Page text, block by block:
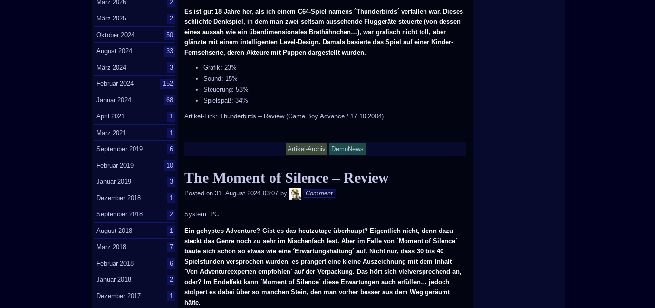
Es ist gut 18 Jahre her, als ich einem C64-Spiel namens ´Thunderbirds´ verfallen war. Dieses
schlichte Denkspiel, in dem man zwei seltsam aussehende Fluggeräte steuerte (von dessen
eines aussah wie ein überdimensionales Brathähnchen…), war grafisch nicht toll, aber
glänzte mit einem intelligenten Level-Design. Damals basierte das Spiel auf einer Kinder-
Fernsehserie, deren Akteure mit Puppen dargestellt wurden.
Grafik: 23%
Sound: 15%
Steuerung: 53%
Spielspaß: 34%
Artikel-Link:Thunderbirds – Review (Game Boy Advance / 17.10.2004)
Artikel-Archiv DemoNews
The Moment of Silence – Review
Posted on 31. August 2024 03:07 by Andy
Comment
System: PC
Ein gehyptes Adventure? Gibt es das heutzutage überhaupt? Eigentlich nicht, denn dazu
steckt das Genre noch zu sehr im Nischenfach fest. Aber im Falle von ´Moment of Silence´
baute sich schon so etwas wie eine ´Erwartungshaltung´ auf. Nicht nur, dass 30 bis 40
Spielstunden versprochen wurden, es prangert eine kleine Auszeichnung mit dem Inhalt
´Von Adventureexperten empfohlen´ auf der Verpackung. Das hört sich vielversprechend an,
oder? Im Endeffekt kann ´Moment of Silence´ diese Erwartungen auch erfüllen… jedoch
stolpert es dabei über so manchen Stein, den man vorher besser aus dem Weg geräumt
hätte.
März 2026 2
März 2025 2
Oktober 2024 50
August 2024 33
März 2024 3
Februar 2024 152
Januar 2024 68
April 2021 1
März 2021 1
September 2019 6
Februar 2019 10
Januar 2019 3
Dezember 2018 1
September 2018 2
August 2018 1
März 2018 7
Februar 2018 6
Januar 2018 2
Dezember 2017 1